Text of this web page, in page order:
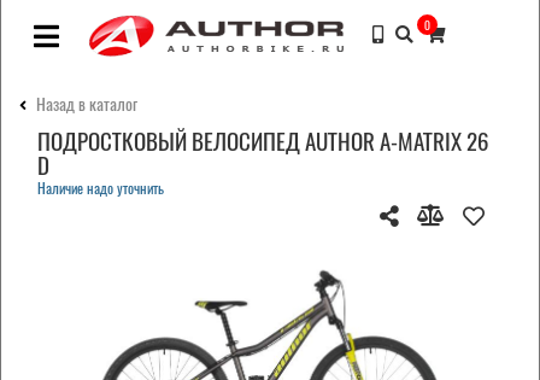
0
Назад в каталог
ПОДРОСТКОВЫЙ ВЕЛОСИПЕД AUTHOR A-MATRIX 26
D
Наличие надо уточнить